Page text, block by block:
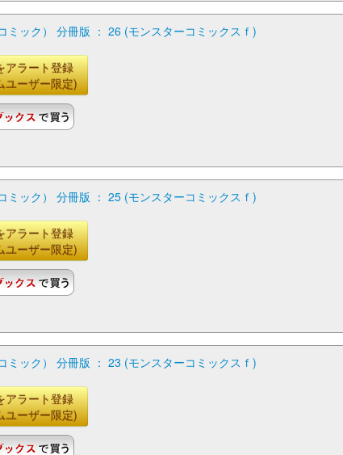
ック） 分冊版 ： 26 (モンスターコミックスｆ)
アラート登録
ユーザー限定)
ック） 分冊版 ： 25 (モンスターコミックスｆ)
アラート登録
ユーザー限定)
ック） 分冊版 ： 23 (モンスターコミックスｆ)
アラート登録
ユーザー限定)